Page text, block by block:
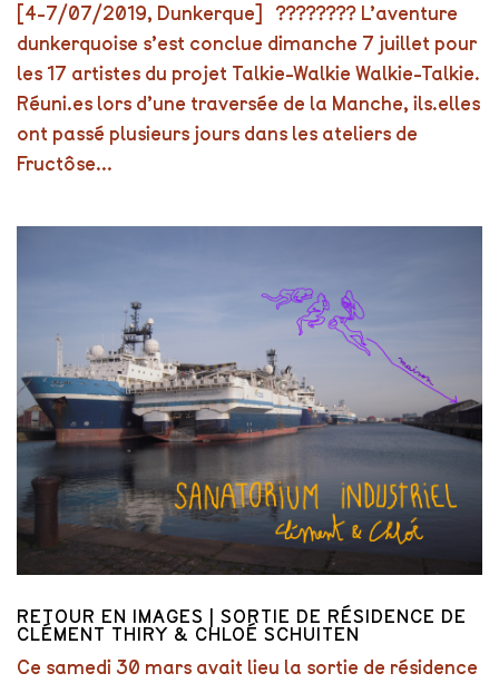
[4-7/07/2019, Dunkerque] ???????? L’aventure
dunkerquoise s’est conclue dimanche 7 juillet pour
les 17 artistes du projet Talkie-Walkie Walkie-Talkie.
Réuni.es lors d’une traversée de la Manche, ils.elles
ont passé plusieurs jours dans les ateliers de
Fructôse...
RETOUR EN IMAGES | SORTIE DE RÉSIDENCE DE
CLÉMENT THIRY & CHLOÉ SCHUITEN
Ce samedi 30 mars avait lieu la sortie de résidence